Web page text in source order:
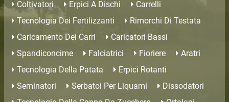
Coltivatori
Erpici A Dischi
Carrelli
Tecnologia Dei Fertilizzanti
Rimorchi Di Testata
Caricamento Dei Carri
Caricatori Bassi
Spandiconcime
Falciatrici Fioriere
Aratri
Tecnologia Della Patata
Erpici Rotanti
Seminatori
Serbatoi Per Liquami
Dissodatori